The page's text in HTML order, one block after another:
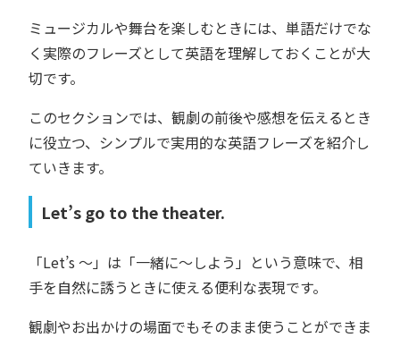
ミュージカルや舞台を楽しむときには、単語だけでな
く実際のフレーズとして英語を理解しておくことが大
切です。
このセクションでは、観劇の前後や感想を伝えるとき
に役立つ、シンプルで実用的な英語フレーズを紹介し
ていきます。
Let’s go to the theater.
「Let’s ～」は「一緒に〜しよう」という意味で、相
手を自然に誘うときに使える便利な表現です。
観劇やお出かけの場面でもそのまま使うことができま